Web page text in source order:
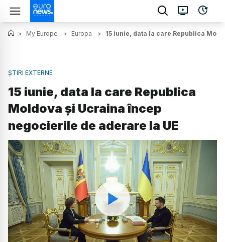
> My Europe > Europa > 15 iunie, data la care Republica
ȘTIRI EXTERNE
15 iunie, data la care Republica
Moldova și Ucraina încep
negocierile de aderare la UE
Watch